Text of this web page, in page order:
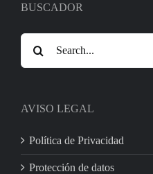
BUSCADOR
Search
for:
AVISO LEGAL
Política de Privacidad
Protección de datos